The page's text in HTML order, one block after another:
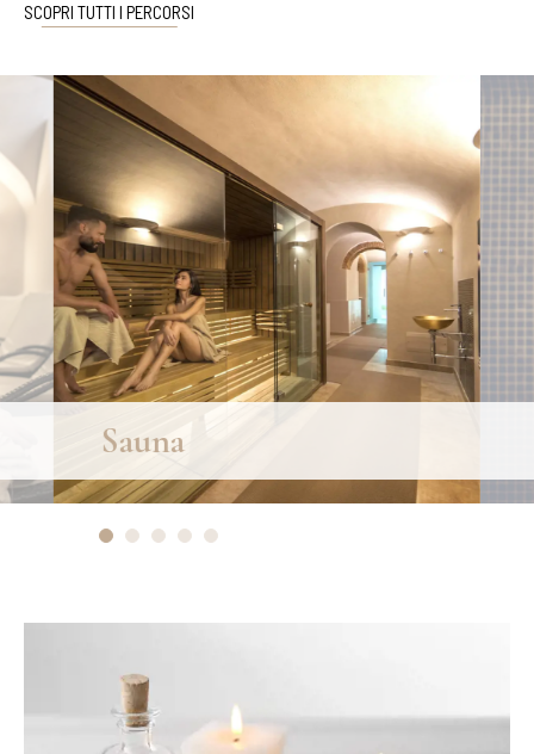
SCOPRI TUTTI I PERCORSI